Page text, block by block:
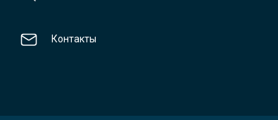
Контакты